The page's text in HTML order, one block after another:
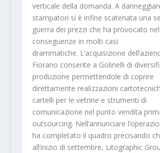
verticale della domanda. A
stampatori si è infine scatenata una
guerra dei prezzi che ha provocato
conseguenze in molti casi
drammatiche. L’acquisizione
Fiorano consente a Golinelli di
produzione permettendole di coprire
direttamente realizzazioni
cartelli per le vetrine e strumenti di
comunicazione nel punto vendita
outsourcing. Nell’annunciare
ha completato il quadro precisando
all’inizio di settembre, Litographic